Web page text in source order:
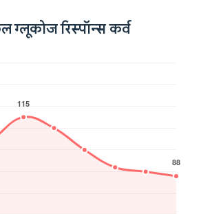
ग्लूकोज रिस्पॉन्स कर्व